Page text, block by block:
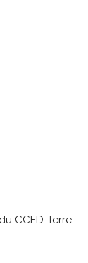
CCFD-Terre